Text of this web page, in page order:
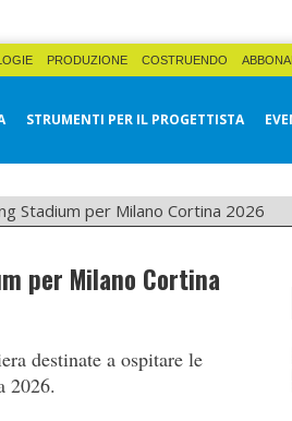
PRODUZIONE COSTRUENDO
STRUMENTI PER IL PROGETTISTA
Stadium per Milano Cortina 2026
per Milano Cortina
destinate a ospitare le
2026.